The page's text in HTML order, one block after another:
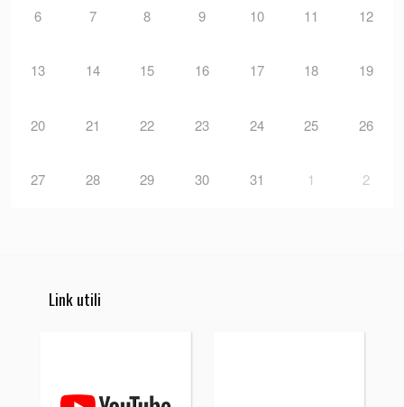
6 7 8 9 10 11 12
13 14 15 16 17 18 19
20 21 22 23 24 25 26
27 28 29 30 31 1 2
Link utili